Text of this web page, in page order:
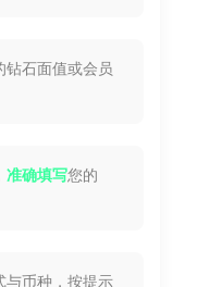
钻石面值或会员
准确填写您的
与币种，按提示